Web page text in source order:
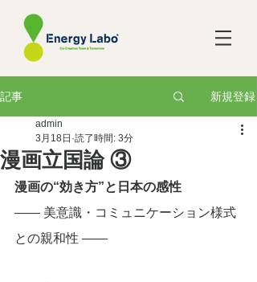
記事 新規登録
漫画立国論 ③
admin
3月18日 読了時間: 3分
漫画の“効き方”と日本の感性
―― 美意識・コミュニケーション様式
との親和性 ――